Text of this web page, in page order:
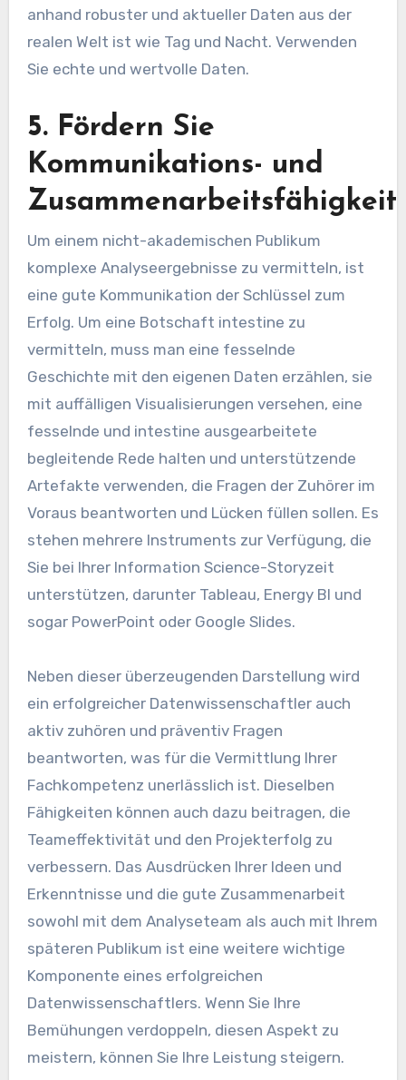
anhand robuster und aktueller Daten aus der
realen Welt ist wie Tag und Nacht. Verwenden
Sie echte und wertvolle Daten.
5. Fördern Sie
Kommunikations- und
Um einem nicht-akademischen Publikum
komplexe Analyseergebnisse zu vermitteln, ist
eine gute Kommunikation der Schlüssel zum
Erfolg. Um eine Botschaft intestine zu
vermitteln, muss man eine fesselnde
Geschichte mit den eigenen Daten erzählen, sie
mit auffälligen Visualisierungen versehen, eine
fesselnde und intestine ausgearbeitete
begleitende Rede halten und unterstützende
Artefakte verwenden, die Fragen der Zuhörer im
Voraus beantworten und Lücken füllen sollen. Es
stehen mehrere Instruments zur Verfügung, die
Sie bei Ihrer Information Science-Storyzeit
unterstützen, darunter Tableau, Energy BI und
sogar PowerPoint oder Google Slides.
Neben dieser überzeugenden Darstellung wird
ein erfolgreicher Datenwissenschaftler auch
aktiv zuhören und präventiv Fragen
beantworten, was für die Vermittlung Ihrer
Fachkompetenz unerlässlich ist. Dieselben
Fähigkeiten können auch dazu beitragen, die
Teameffektivität und den Projekterfolg zu
verbessern. Das Ausdrücken Ihrer Ideen und
Erkenntnisse und die gute Zusammenarbeit
sowohl mit dem Analyseteam als auch mit Ihrem
späteren Publikum ist eine weitere wichtige
Komponente eines erfolgreichen
Datenwissenschaftlers. Wenn Sie Ihre
Bemühungen verdoppeln, diesen Aspekt zu
meistern, können Sie Ihre Leistung steigern.